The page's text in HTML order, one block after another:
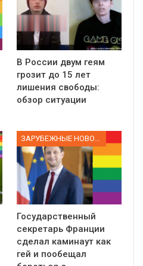
В России двум геям
грозит до 15 лет
лишения свободы:
обзор ситуации
ЗАРУБЕЖНЫЕ НОВОСТИ
Государственный
секретарь Франции
сделал каминаут как
гей и пообещал